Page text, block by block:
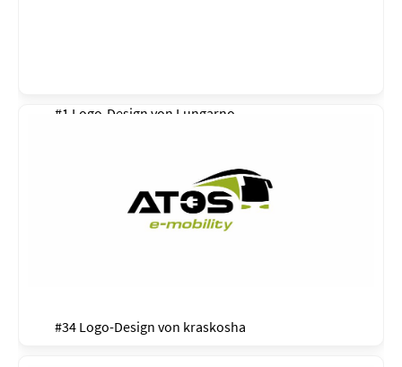
#1 Logo-Design von Lungarno
#34 Logo-Design von kraskosha